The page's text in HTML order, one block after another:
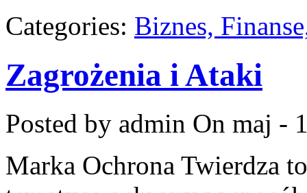
Categories: Biznes,
Zagrożenia i Ataki
Posted by admin On maj -
Marka Ochrona Twierdza